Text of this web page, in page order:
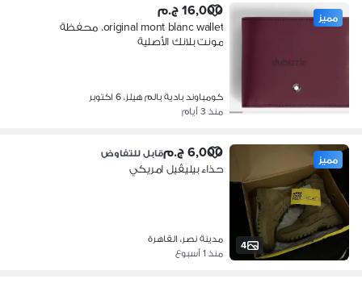
مميز 16,000 ج.م
original mont blanc wallet. محفظة
مونت بلانك الأصلية
كومباوند بادية بالم هيلز، 6 اكتوبر
منذ 3 أيام
4
مميز 6,000 ج.م قابل للتفاوض
حذاء بيليڤيل امريكي
مدينة نصر، القاهرة
منذ 1 أسبوع